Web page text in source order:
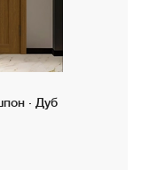
· Дуб